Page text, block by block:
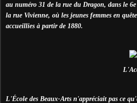
au numéro 31 de la rue du Dragon, dans le
la rue Vivienne, où les jeunes femmes en
accueillies à partir de 1880.
L'École des Beaux-Arts n'appréciait pas ce